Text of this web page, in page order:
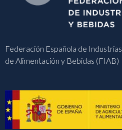
Federación Española de Industrias
de Alimentación y Bebidas (FIAB)